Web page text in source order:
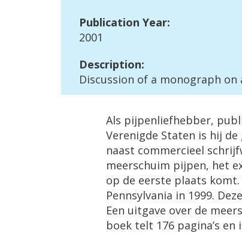
Publication Year:
2001
Description:
Discussion of a monograph on
Als pijpenliefhebber,
Verenigde Staten is hij de
naast commercieel
meerschuim pijpen, het
op de eerste plaats komt.
Pennsylvania in 1999. Deze
Een uitgave over de
boek telt 176 pagina’s en